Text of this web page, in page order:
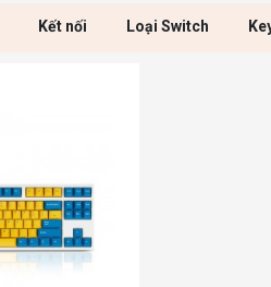
Kết nối Loại Switch